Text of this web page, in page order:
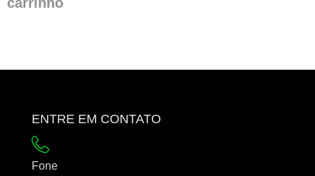
ENTRE EM CONTATO
Fone